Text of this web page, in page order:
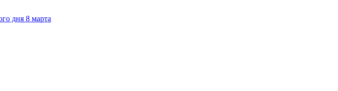
дня 8 марта